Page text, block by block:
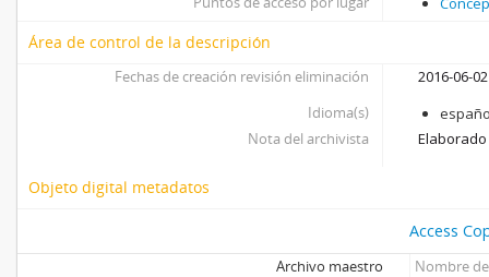
Área de control de la descripción
Fechas de creación revisión eliminación
2016-06-02
Idioma(s)
Nota del archivista
Objeto digital metadatos
Access
Archivo maestro
Nombre